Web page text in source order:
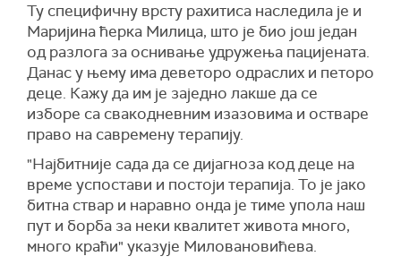
Ту специфичну врсту рахитиса наследила је и
Маријина ћерка Милица, што је био још један
од разлога за оснивање удружења пацијената.
Данас у њему има деветоро одраслих и петоро
деце. Кажу да им је заједно лакше да се
изборе са свакодневним изазовима и остваре
право на савремену терапију.
"Најбитније сада да се дијагноза код деце на
време успостави и постоји терапија. То је јако
битна ствар и наравно онда је тиме упола наш
пут и борба за неки квалитет живота много,
много краћи" указује Миловановићева.